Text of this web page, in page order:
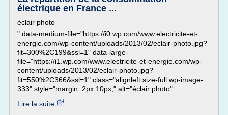
électrique en France ...
éclair photo
" data-medium-file="https://i0.wp.com/www.electricite-et-
energie.com/wp-content/uploads/2013/02/eclair-photo.jpg?
fit=300%2C199&ssl=1" data-large-
file="https://i1.wp.com/www.electricite-et-energie.com/wp-
content/uploads/2013/02/eclair-photo.jpg?
fit=550%2C366&ssl=1" class="alignleft size-full wp-image-
333" style="margin: 2px 10px;" alt="éclair photo"...
Lire la suite